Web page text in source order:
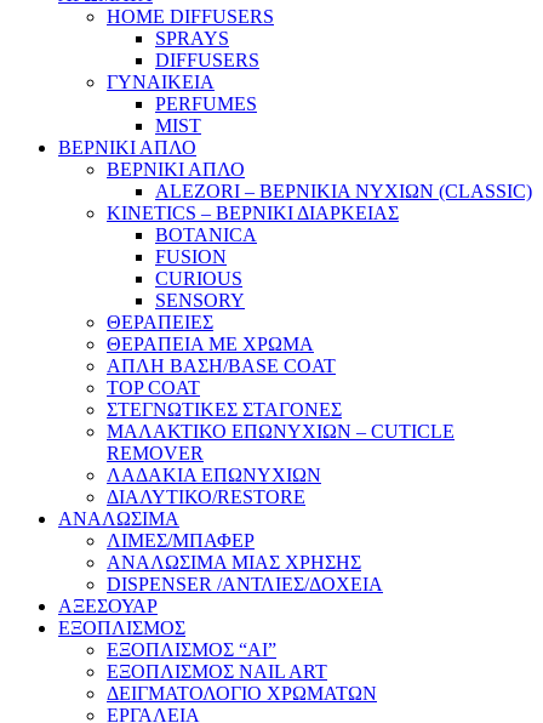
HOME DIFFUSERS
SPRAYS
DIFFUSERS
ΓΥΝΑΙΚΕΙΑ
PERFUMES
MIST
ΒΕΡΝΙΚΙ ΑΠΛΟ
ΒΕΡΝΙΚΙ ΑΠΛΟ
ALEZORI – ΒΕΡΝΙΚΙΑ ΝΥΧΙΩΝ (CLASSIC)
KINETICS – ΒΕΡΝΙΚΙ ΔΙΑΡΚΕΙΑΣ
BOTANICA
FUSION
CURIOUS
SENSORY
ΘΕΡΑΠΕΙΕΣ
ΘΕΡΑΠΕΙΑ ΜΕ ΧΡΩΜΑ
ΑΠΛΗ ΒΑΣΗ/BASE COAT
TOP COAT
ΣΤΕΓΝΩΤΙΚΕΣ ΣΤΑΓΟΝΕΣ
ΜΑΛΑΚΤΙΚΟ ΕΠΩΝΥΧΙΩΝ – CUTICLE
REMOVER
ΛΑΔΑΚΙΑ ΕΠΩΝΥΧΙΩΝ
ΔΙΑΛΥΤΙΚΟ/RESTORE
ΑΝΑΛΩΣΙΜΑ
ΛΙΜΕΣ/ΜΠΑΦΕΡ
ΑΝΑΛΩΣΙΜΑ ΜΙΑΣ ΧΡΗΣΗΣ
DISPENSER /ΑΝΤΛΙΕΣ/ΔΟΧΕΙΑ
ΑΞΕΣΟΥΑΡ
ΕΞΟΠΛΙΣΜΟΣ
ΕΞΟΠΛΙΣΜΟΣ “AI”
ΕΞΟΠΛΙΣΜΟΣ NAIL ART
ΔΕΙΓΜΑΤΟΛΟΓΙΟ ΧΡΩΜΑΤΩΝ
ΕΡΓΑΛΕΙΑ